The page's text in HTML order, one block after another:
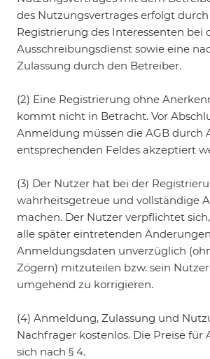
des Nutzungsvertrages erfolgt
Registrierung des Interessenten bei
Ausschreibungsdienst sowie eine
Zulassung durch den Betreiber.
(2) Eine Registrierung ohne
kommt nicht in Betracht. Vor
Anmeldung müssen die AGB durch
entsprechenden Feldes akzeptiert
(3) Der Nutzer hat bei der
wahrheitsgetreue und vollständige
machen. Der Nutzer verpflichtet
alle später eintretenden
Anmeldungsdaten unverzüglich
Zögern) mitzuteilen bzw. sein
umgehend zu korrigieren.
(4) Anmeldung, Zulassung und
Nachfrager kostenlos. Die Preise für
sich nach § 4.